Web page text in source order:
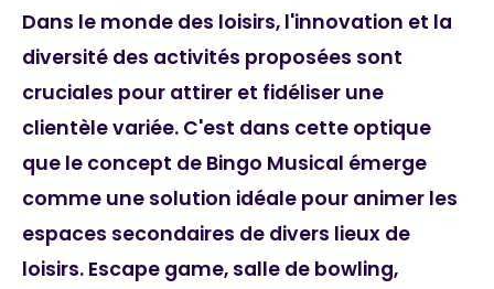
Dans le monde des loisirs, l'innovation et la
diversité des activités proposées sont
cruciales pour attirer et fidéliser une
clientèle variée. C'est dans cette optique
que le concept de Bingo Musical émerge
comme une solution idéale pour animer les
espaces secondaires de divers lieux de
loisirs. Escape game, salle de bowling,